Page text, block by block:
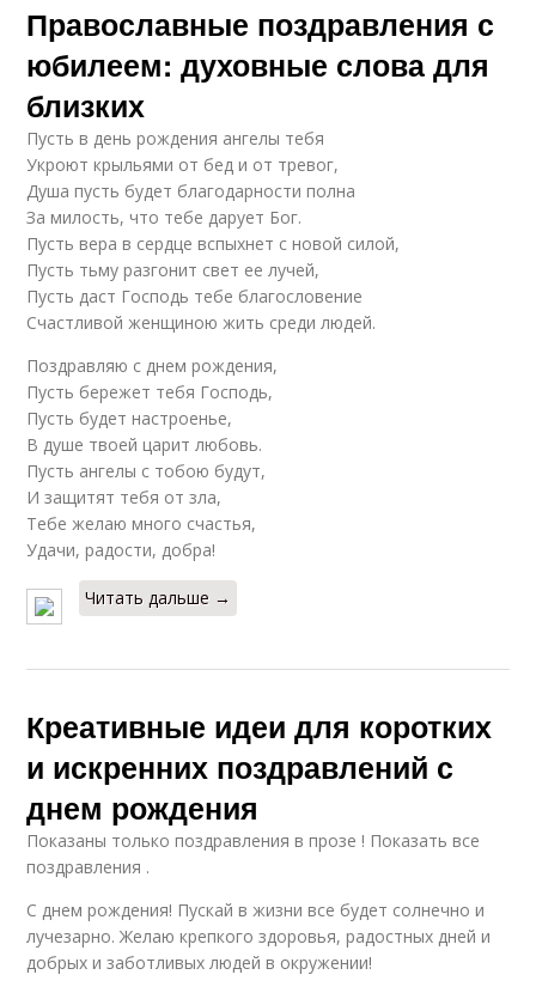
Православные поздравления с
юбилеем: духовные слова для
близких
Пусть в день рождения ангелы тебя
Укроют крыльями от бед и от тревог,
Душа пусть будет благодарности полна
За милость, что тебе дарует Бог.
Пусть вера в сердце вспыхнет с новой силой,
Пусть тьму разгонит свет ее лучей,
Пусть даст Господь тебе благословение
Счастливой женщиною жить среди людей.
Поздравляю с днем рождения,
Пусть бережет тебя Господь,
Пусть будет настроенье,
В душе твоей царит любовь.
Пусть ангелы с тобою будут,
И защитят тебя от зла,
Тебе желаю много счастья,
Удачи, радости, добра!
Читать дальше →
Креативные идеи для коротких
и искренних поздравлений с
днем рождения
Показаны только поздравления в прозе ! Показать все
поздравления .
С днем рождения! Пускай в жизни все будет солнечно и
лучезарно. Желаю крепкого здоровья, радостных дней и
добрых и заботливых людей в окружении!